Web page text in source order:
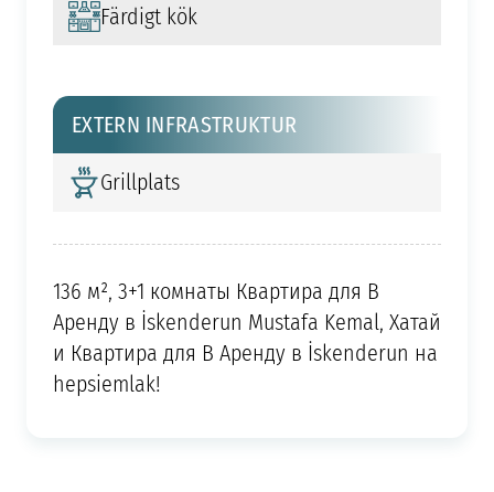
Färdigt kök
EXTERN INFRASTRUKTUR
Grillplats
136 м², 3+1 комнаты Квартира для В
Аренду в İskenderun Mustafa Kemal, Хатай
и Квартира для В Аренду в İskenderun на
hepsiemlak!